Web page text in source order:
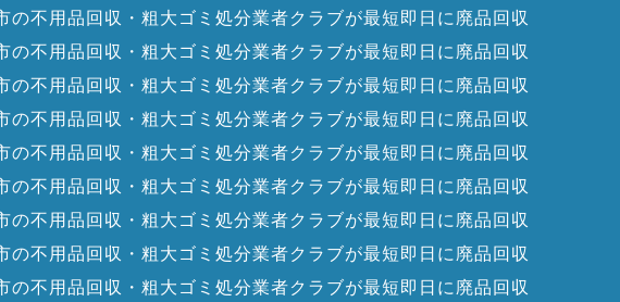
の不用品回収・粗大ゴミ処分業者クラブが最短即日に廃品回収
の不用品回収・粗大ゴミ処分業者クラブが最短即日に廃品回収
の不用品回収・粗大ゴミ処分業者クラブが最短即日に廃品回収
の不用品回収・粗大ゴミ処分業者クラブが最短即日に廃品回収
の不用品回収・粗大ゴミ処分業者クラブが最短即日に廃品回収
の不用品回収・粗大ゴミ処分業者クラブが最短即日に廃品回収
の不用品回収・粗大ゴミ処分業者クラブが最短即日に廃品回収
の不用品回収・粗大ゴミ処分業者クラブが最短即日に廃品回収
の不用品回収・粗大ゴミ処分業者クラブが最短即日に廃品回収